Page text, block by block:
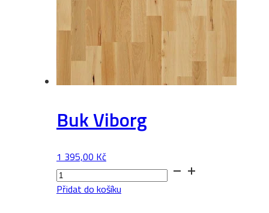
Buk Viborg
1 395,00 Kč
Buk
Viborg
Přidat do košíku